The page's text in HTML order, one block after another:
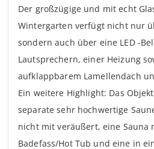
Der großzügige und mit echt
Wintergarten verfügt nicht nur
sondern auch über eine LED -
Lautsprechern, einer Heizung
aufklappbarem Lamellendach
Ein weitere Highlight: Das
separate sehr hochwertige
nicht mit veräußert, eine Sauna
Badefass/Hot Tub und eine in